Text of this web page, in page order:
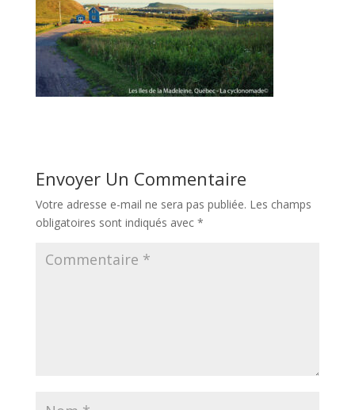
Envoyer Un Commentaire
Votre adresse e-mail ne sera pas publiée. Les champs
obligatoires sont indiqués avec *